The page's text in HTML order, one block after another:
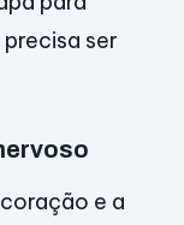
ser
e a